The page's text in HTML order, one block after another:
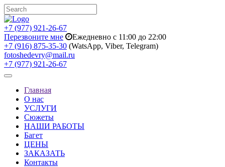
+7 (977) 921-26-67
Перезвоните мне
Ежедневно с 11:00 до 22:00
+7 (916) 875-35-30 (WatsApp, Viber, Telegram)
fotoshedevry@mail.ru
+7 (977) 921-26-67
Toggle
navigationГлавная
О нас
УСЛУГИ
Сюжеты
НАШИ РАБОТЫ
Багет
ЦЕНЫ
ЗАКАЗАТЬ
Контакты